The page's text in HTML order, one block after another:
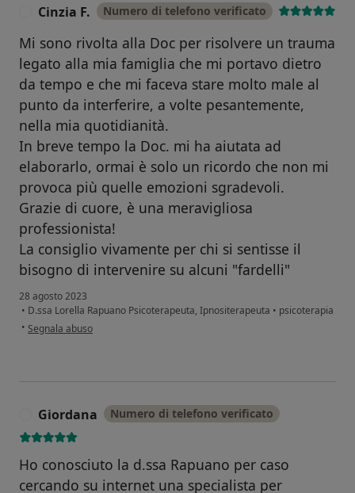
Cinzia F. Numero di telefono verificato
Mi sono rivolta alla Doc per risolvere un trauma
legato alla mia famiglia che mi portavo dietro
da tempo e che mi faceva stare molto male al
punto da interferire, a volte pesantemente,
nella mia quotidianità.
In breve tempo la Doc. mi ha aiutata ad
elaborarlo, ormai è solo un ricordo che non mi
provoca più quelle emozioni sgradevoli.
Grazie di cuore, è una meravigliosa
professionista!
La consiglio vivamente per chi si sentisse il
bisogno di intervenire su alcuni "fardelli"
28 agosto 2023
• D.ssa Lorella Rapuano Psicoterapeuta, Ipnositerapeuta • psicoterapia
• secondo l'opinione dell'utente Cinzia F.
Segnala abuso
Giordana Numero di telefono verificato
Ho conosciuto la d.ssa Rapuano per caso
cercando su internet una specialista per